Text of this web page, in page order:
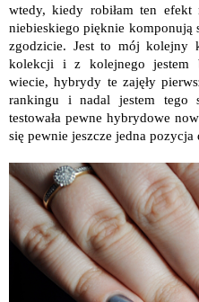
wtedy, kiedy robiłam ten
niebieskiego pięknie komponują
zgodzicie. Jest to mój
kolekcji i z kolejnego jestem
wiecie, hybrydy te zajęły
rankingu i nadal jestem tego
testowała pewne hybrydowe
się pewnie jeszcze jedna